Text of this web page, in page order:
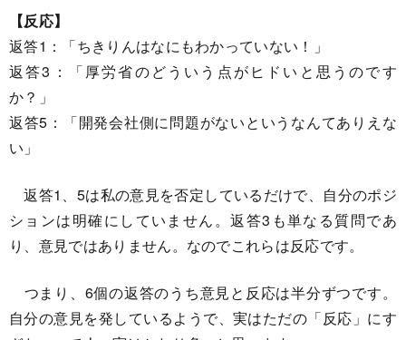
【反応】
返答1：「ちきりんはなにもわかっていない！」
返答3：「厚労省のどういう点がヒドいと思うのです
か？」
返答5：「開発会社側に問題がないというなんてありえな
い」
返答1、5は私の意見を否定しているだけで、自分のポジ
ションは明確にしていません。返答3も単なる質問であ
り、意見ではありません。なのでこれらは反応です。
つまり、6個の返答のうち意見と反応は半分ずつです。
自分の意見を発しているようで、実はただの「反応」にす